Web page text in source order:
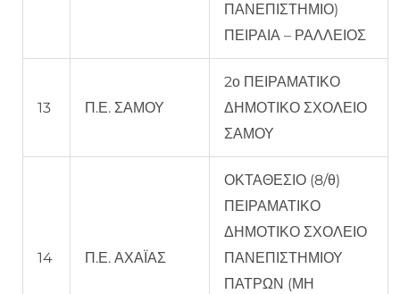
ΠΑΝΕΠΙΣΤΗΜΙΟ)
ΠΕΙΡΑΙΑ – ΡΑΛΛΕΙΟΣ
13 Π.Ε. ΣΑΜΟΥ
2ο ΠΕΙΡΑΜΑΤΙΚΟ
ΔΗΜΟΤΙΚΟ ΣΧΟΛΕΙΟ
ΣΑΜΟΥ
14 Π.Ε. ΑΧΑΪΑΣ
ΟΚΤΑΘΕΣΙΟ (8/θ)
ΠΕΙΡΑΜΑΤΙΚΟ
ΔΗΜΟΤΙΚΟ ΣΧΟΛΕΙΟ
ΠΑΝΕΠΙΣΤΗΜΙΟΥ
ΠΑΤΡΩΝ (ΜΗ